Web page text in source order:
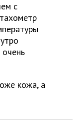
с
кожа, а